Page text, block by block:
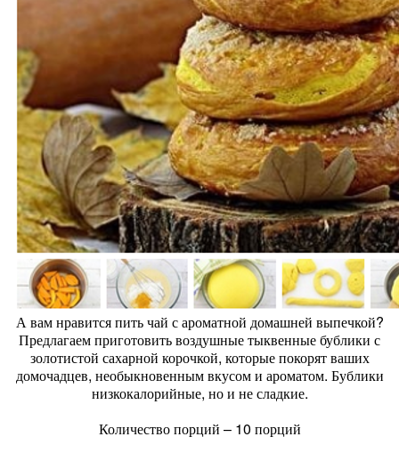
А вам нравится пить чай с ароматной домашней выпечкой?
Предлагаем приготовить воздушные тыквенные бублики с
золотистой сахарной корочкой, которые покорят ваших
домочадцев, необыкновенным вкусом и ароматом. Бублики
низкокалорийные, но и не сладкие.
Количество порций – 10 порций